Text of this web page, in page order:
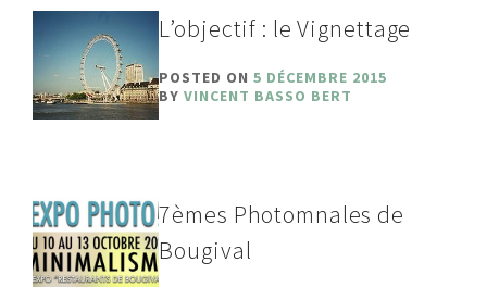
L’objectif : le Vignettage
POSTED ON5 DÉCEMBRE 2015
BYVINCENT BASSO BERT
7èmes Photomnales de
Bougival